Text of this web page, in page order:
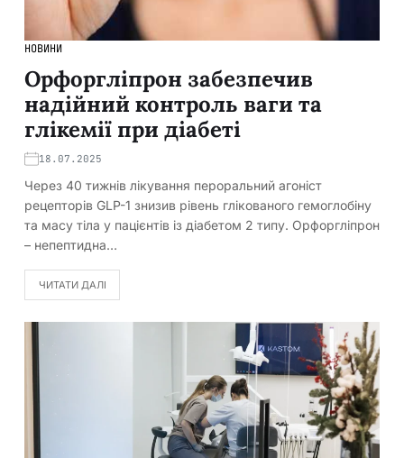
НОВИНИ
Орфоргліпрон забезпечив
надійний контроль ваги та
глікемії при діабеті
18.07.2025
Через 40 тижнів лікування пероральний агоніст
рецепторів GLP-1 знизив рівень глікованого гемоглобіну
та масу тіла у пацієнтів із діабетом 2 типу. Орфоргліпрон
– непептидна…
ЧИТАТИ ДАЛІ